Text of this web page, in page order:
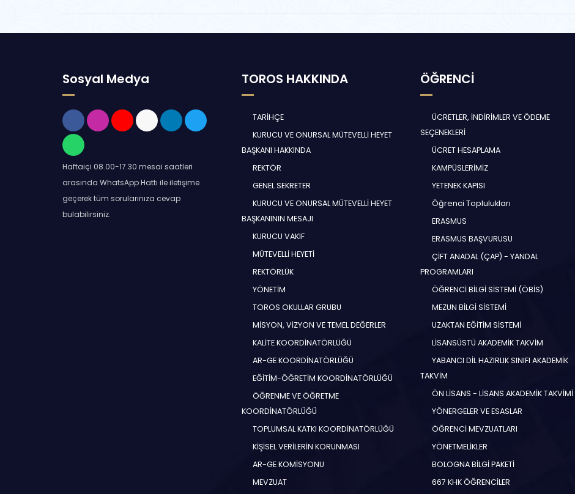
Sosyal Medya
Haftaiçi 08.00-17.30 mesai saatleri
arasında WhatsApp Hattı ile iletişime
geçerek tüm sorularınıza cevap
bulabilirsiniz.
TOROS HAKKINDA
TARİHÇE
KURUCU VE ONURSAL MÜTEVELLİ HEYET
BAŞKANI HAKKINDA
REKTÖR
GENEL SEKRETER
KURUCU VE ONURSAL MÜTEVELLİ HEYET
BAŞKANININ MESAJI
KURUCU VAKIF
MÜTEVELLİ HEYETİ
REKTÖRLÜK
YÖNETİM
TOROS OKULLAR GRUBU
MİSYON, VİZYON VE TEMEL DEĞERLER
KALİTE KOORDİNATÖRLÜĞÜ
AR-GE KOORDİNATÖRLÜĞÜ
EĞİTİM-ÖĞRETİM KOORDİNATÖRLÜĞÜ
ÖĞRENME VE ÖĞRETME
KOORDİNATÖRLÜĞÜ
TOPLUMSAL KATKI KOORDİNATÖRLÜĞÜ
KİŞİSEL VERİLERİN KORUNMASI
AR-GE KOMİSYONU
MEVZUAT
ÖĞRENCİ
ÜCRETLER, İNDİRİMLER VE ÖDEME
SEÇENEKLERİ
ÜCRET HESAPLAMA
KAMPÜSLERİMİZ
YETENEK KAPISI
Öğrenci Toplulukları
ERASMUS
ERASMUS BAŞVURUSU
ÇİFT ANADAL (ÇAP) - YANDAL
PROGRAMLARI
ÖĞRENCİ BİLGİ SİSTEMİ (ÖBİS)
MEZUN BİLGİ SİSTEMİ
UZAKTAN EĞİTİM SİSTEMİ
LİSANSÜSTÜ AKADEMİK TAKVİM
YABANCI DİL HAZIRLIK SINIFI AKADEMİK
TAKVİM
ÖN LİSANS - LİSANS AKADEMİK TAKVİMİ
YÖNERGELER VE ESASLAR
ÖĞRENCİ MEVZUATLARI
YÖNETMELİKLER
BOLOGNA BİLGİ PAKETİ
667 KHK ÖĞRENCİLER